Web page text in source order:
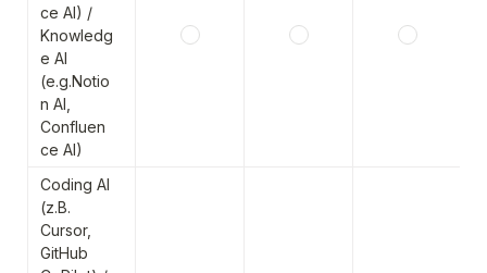
ce AI) /
Knowledg
e AI
(e.g.Notio
n AI,
Confluen
ce AI)
Coding AI
(z.B.
Cursor,
GitHub